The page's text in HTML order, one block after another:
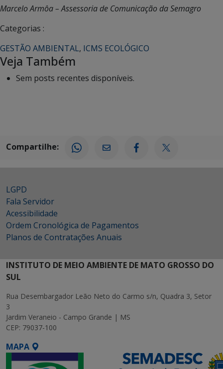
Marcelo Armôa – Assessoria de Comunicação da Semagro
Categorias :
GESTÃO AMBIENTAL, ICMS ECOLÓGICO
Veja Também
Sem posts recentes disponíveis.
Compartilhe:
LGPD
Fala Servidor
Acessibilidade
Ordem Cronológica de Pagamentos
Planos de Contratações Anuais
INSTITUTO DE MEIO AMBIENTE DE MATO GROSSO DO
SUL
Rua Desembargador Leão Neto do Carmo s/n, Quadra 3, Setor
3
Jardim Veraneio - Campo Grande | MS
CEP: 79037-100
MAPA